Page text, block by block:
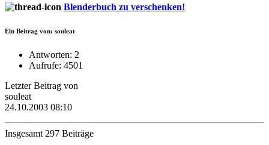
Blenderbuch zu verschenken!
Ein Beitrag von: souleat
Antworten: 2
Aufrufe: 4501
Letzter Beitrag von
souleat
24.10.2003 08:10
Insgesamt 297 Beiträge